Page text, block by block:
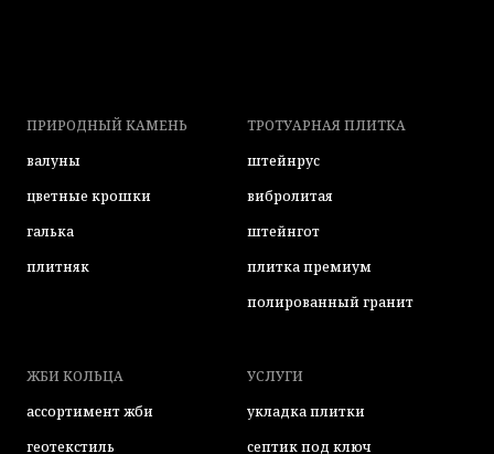
ПРИРОДНЫЙ КАМЕНЬ
валуны
цветные крошки
галька
плитняк
ТРОТУАРНАЯ ПЛИТКА
штейнрус
вибролитая
штейнгот
плитка премиум
полированный гранит
ЖБИ КОЛЬЦА
ассортимент жби
геотекстиль
УСЛУГИ
укладка плитки
септик под ключ